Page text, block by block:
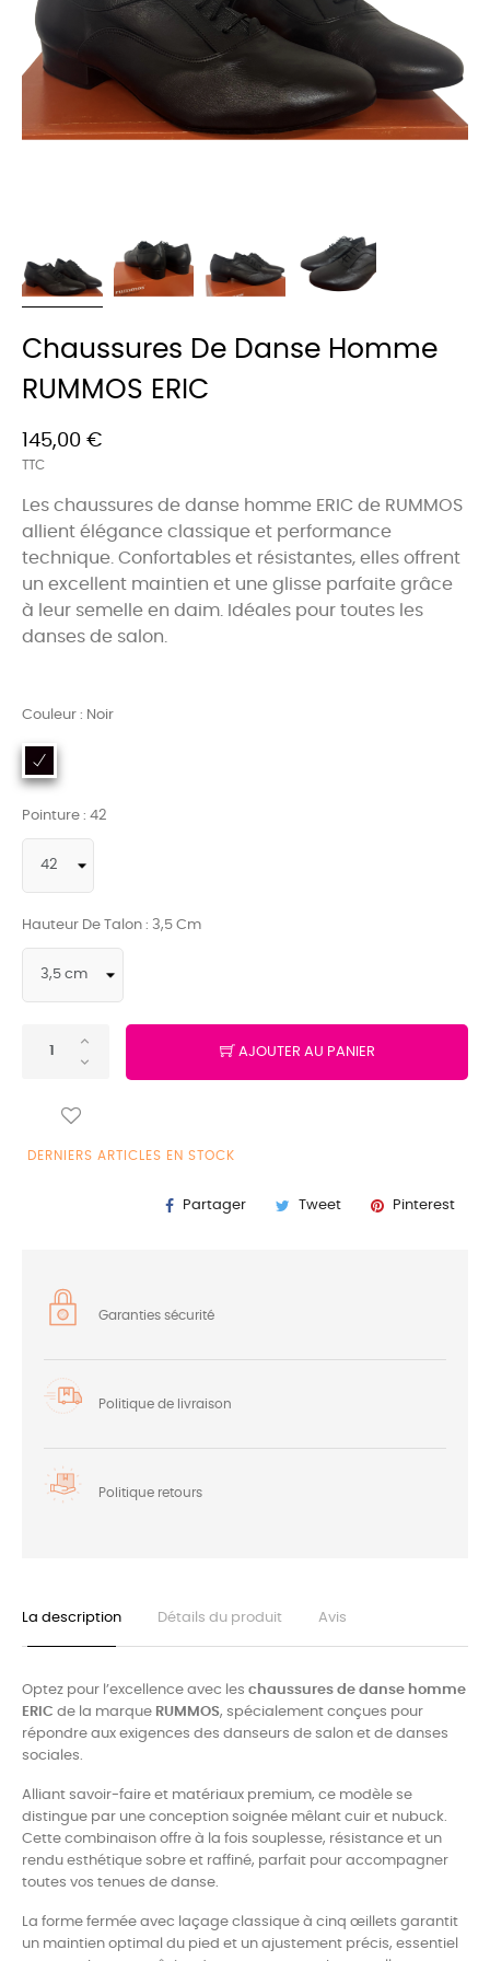
Chaussures De Danse Homme
RUMMOS ERIC
145,00 €
TTC
Les chaussures de danse homme ERIC de RUMMOS
allient élégance classique et performance
technique. Confortables et résistantes, elles offrent
un excellent maintien et une glisse parfaite grâce
à leur semelle en daim. Idéales pour toutes les
danses de salon.
Couleur : Noir
Pointure : 42
Hauteur De Talon : 3,5 Cm
AJOUTER AU PANIER
DERNIERS ARTICLES EN STOCK
Partager Tweet Pinterest
Garanties sécurité
Politique de livraison
Politique retours
La description Détails du produit Avis
Optez pour l’excellence avec les chaussures de danse homme
ERIC de la marque RUMMOS, spécialement conçues pour
répondre aux exigences des danseurs de salon et de danses
sociales.
Alliant savoir-faire et matériaux premium, ce modèle se
distingue par une conception soignée mêlant cuir et nubuck.
Cette combinaison offre à la fois souplesse, résistance et un
rendu esthétique sobre et raffiné, parfait pour accompagner
toutes vos tenues de danse.
La forme fermée avec laçage classique à cinq œillets garantit
un maintien optimal du pied et un ajustement précis, essentiel